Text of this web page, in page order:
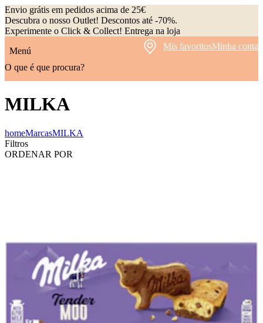
Envio grátis em pedidos acima de 25€
Descubra o nosso Outlet! Descontos até -70%.
Experimente o Click & Collect! Entrega na loja
Menú
Mis favoritosMinha conta
O que é que procura?
MILKA
homeMarcasMILKA
Filtros
ORDENAR POR